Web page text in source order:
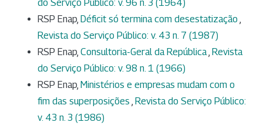
do Serviço Público: v. 96 n. 3 (1964)
RSP Enap, Déficit só termina com desestatização
Revista do Serviço Público: v. 43 n. 7 (1987)
RSP Enap, Consultoria-Geral da República Revista
do Serviço Público: v. 98 n. 1 (1966)
RSP Enap, Ministérios e empresas mudam com o
fim das superposições Revista do Serviço Público:
v. 43 n. 3 (1986)